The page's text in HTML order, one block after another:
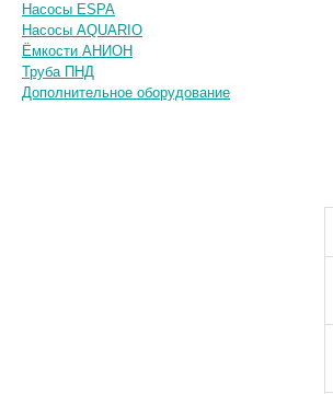
Насосы ESPA
Насосы AQUARIO
Ёмкости АНИОН
Труба ПНД
Дополнительное оборудование